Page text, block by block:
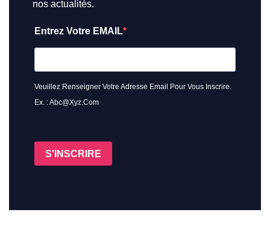
nos actualités.
Entrez Votre EMAIL
Veuillez Renseigner Votre Adresse Email Pour Vous Inscrire.
Ex. : Abc@xyz.com
S'INSCRIRE